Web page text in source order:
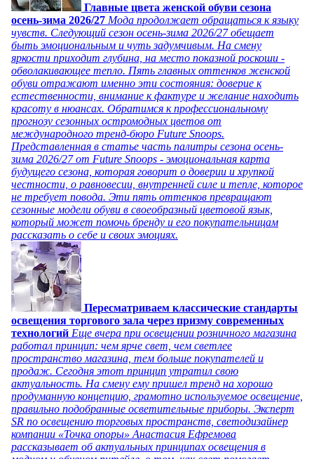
Главные цвета женской обуви сезона
осень-зима 2026/27 Мода продолжает обращаться к языку
чувств. Следующий сезон осень-зима 2026/27 обещает
быть эмоциональным и чуть задумчивым. На смену
яркости приходит глубина, на место показной роскоши -
обволакивающее тепло. Пять главных оттенков женской
обуви отражают именно эти состояния: доверие к
естественности, внимание к фактуре и желание находить
красоту в нюансах. Обратимся к профессиональному
прогнозу сезонных остромодных цветов от
международного тренд-бюро Future Snoops.
Представленная в статье часть палитры сезона осень-
зима 2026/27 от Future Snoops - эмоциональная карта
будущего сезона, которая говорит о доверии и хрупкой
честности, о равновесии, внутренней силе и тепле, которое
не требует повода. Эти пять оттенков превращают
сезонные модели обуви в своеобразный цветовой язык,
который может помочь бренду и его покупательницам
рассказать о себе и своих эмоциях.
Пересматриваем классические стандарты
освещения торгового зала через призму современных
технологий Еще вчера при освещении розничного магазина
работал принцип: чем ярче свет, чем светлее
пространство магазина, тем больше покупателей и
продаж. Сегодня этот принцип утратил свою
актуальность. На смену ему пришел тренд на хорошо
продуманную концепцию, грамотно используемое освещение,
правильно подобранные осветительные приборы. Эксперт
SR по освещению торговых пространств, светодизайнер
компании «Точка опоры» Анастасия Ефремова
рассказывает об актуальных принципах освещения в